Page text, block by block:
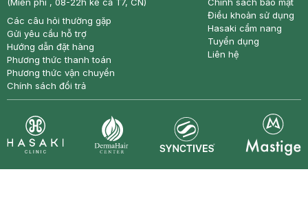
Các câu hỏi thường gặp
Gửi yêu cầu hỗ trợ
Hướng dẫn đặt hàng
Phương thức thanh toán
Phương thức vận chuyển
Chính sách đổi trả
Điều khoản sử dụng
Hasaki cẩm nang
Tuyển dụng
Liên hệ